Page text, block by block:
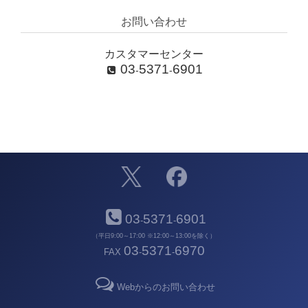
お問い合わせ
カスタマーセンター
03-5371-6901
03-5371-6901
（平日9:00～17:00 ※12:00～13:00を除く）
FAX 03-5371-6970
Webからのお問い合わせ